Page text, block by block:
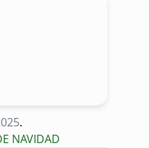
.
NAVIDAD